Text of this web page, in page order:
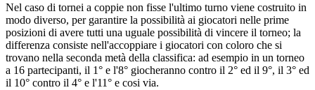
Nel caso di tornei a coppie non fisse l'ultimo turno viene costruito in
modo diverso, per garantire la possibilità ai giocatori nelle prime
posizioni di avere tutti una uguale possibilità di vincere il torneo; la
differenza consiste nell'accoppiare i giocatori con coloro che si
trovano nella seconda metà della classifica: ad esempio in un torneo
a 16 partecipanti, il 1° e l'8° giocheranno contro il 2° ed il 9°, il 3° ed
il 10° contro il 4° e l'11° e cosi via.